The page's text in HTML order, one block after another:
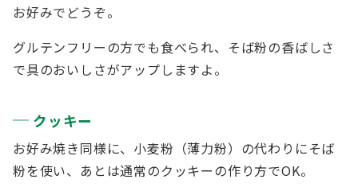
お好みでどうぞ。
グルテンフリーの方でも食べられ、そば粉の香ばしさ
で具のおいしさがアップしますよ。
クッキー
お好み焼き同様に、小麦粉（薄力粉）の代わりにそば
粉を使い、あとは通常のクッキーの作り方でOK。